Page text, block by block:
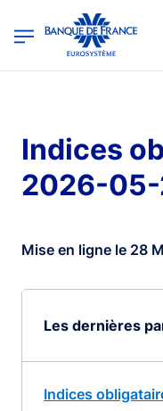
Banque de France -
Indices
2026-
Mise en ligne le 28
Les dernières
Indices